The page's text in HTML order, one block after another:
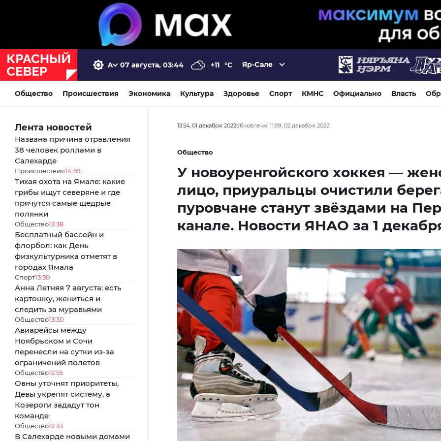
07 августа, 03:44 +11 °C Яр-Сале
Общество Происшествия Экономика Культура Здоровье Спорт КМНС Официально Власть
Лента новостей
Названа причина отравления
38 человек роллами в
Салехарде
Происшествия14:59
Тихая охота на Ямале: какие
грибы ищут северяне и где
прячутся самые щедрые
полянки
Общество13:38
Бесплатный бассейн и
флорбол: как День
физкультурника отметят в
городах Ямала
Спорт13:30
Анна Летняя 7 августа: есть
картошку, жениться и
следить за муравьями
Общество13:30
Авиарейсы между
Ноябрьском и Сочи
перенесли на сутки из-за
ограничений полетов
Общество12:55
Овны уточнят приоритеты,
Девы укрепят систему, а
Козероги зададут тон
команде
Общество12:33
В Салехарде новыми домами
13:54, 01 декабря 2022обновлено: 11:09, 02 декабря 2022
Общество
У новоуренгойского хоккея —
лицо, приуральцы очистили
пуровчане станут звёздами на
канале. Новости ЯНАО за 1